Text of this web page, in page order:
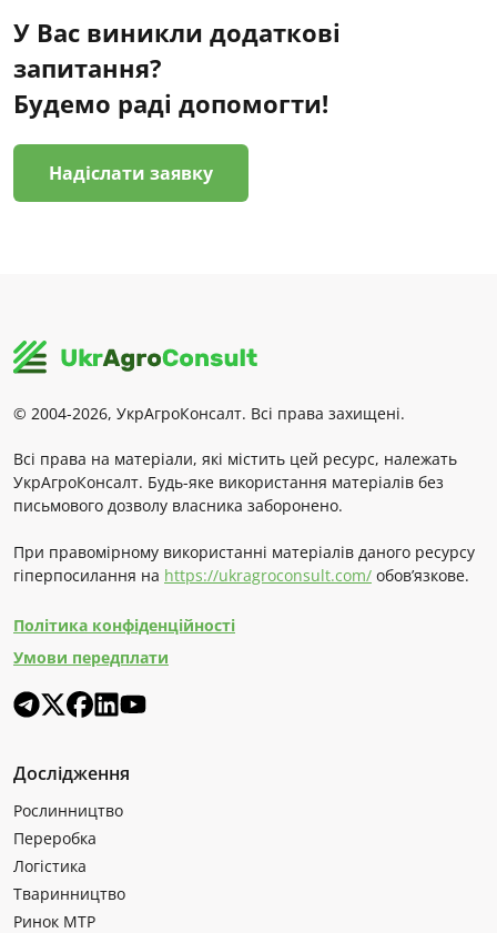
У Вас виникли додаткові
запитання?
Будемо раді допомогти!
Надіслати заявку
© 2004-2026, УкрАгроКонсалт. Всі права захищені.
Всі права на матеріали, які містить цей ресурс, належать
УкрАгроКонсалт. Будь-яке використання матеріалів без
письмового дозволу власника заборонено.
При правомірному використанні матеріалів даного ресурсу
гіперпосилання на https://ukragroconsult.com/ обов’язкове.
Політика конфіденційності
Умови передплати
Дослідження
Рослинництво
Переробка
Логістика
Тваринництво
Ринок МТР